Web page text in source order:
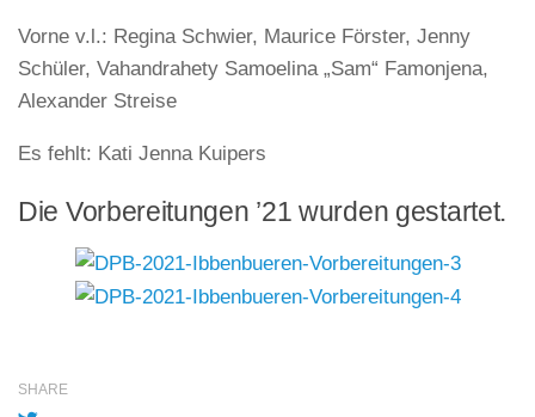
Vorne v.l.: Regina Schwier, Maurice Förster, Jenny
Schüler, Vahandrahety Samoelina „Sam“ Famonjena,
Alexander Streise
Es fehlt: Kati Jenna Kuipers
Die Vorbereitungen ’21 wurden gestartet.
SHARE